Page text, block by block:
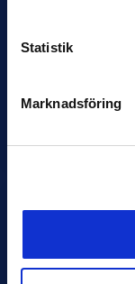
Statistik
Marknadsföring
27 JULI
Under
Stefan Billborns